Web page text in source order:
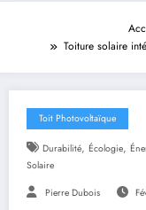
Toiture solaire
Toit Photovoltaïque
Durabilité, Écologie,
Solaire
Pierre Dubois